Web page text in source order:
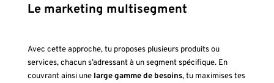
Le marketing multisegment
Avec cette approche, tu proposes plusieurs produits ou
services, chacun s’adressant à un segment spécifique. En
couvrant ainsi une large gamme de besoins, tu maximises tes